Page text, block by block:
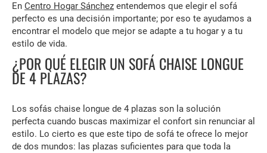
En Centro Hogar Sánchez entendemos que elegir el sofá
perfecto es una decisión importante; por eso te ayudamos a
encontrar el modelo que mejor se adapte a tu hogar y a tu
estilo de vida.
¿POR QUÉ ELEGIR UN SOFÁ CHAISE LONGUE
DE 4 PLAZAS?
Los sofás chaise longue de 4 plazas son la solución
perfecta cuando buscas maximizar el confort sin renunciar al
estilo. Lo cierto es que este tipo de sofá te ofrece lo mejor
de dos mundos: las plazas suficientes para que toda la